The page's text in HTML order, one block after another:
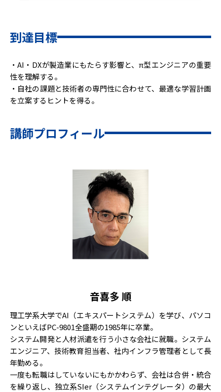
到達目標
・AI・DXが製造業にもたらす影響と、π型エンジニアの重要
性を理解する。
・自社の課題と技術者の専門性に合わせて、最適な学習計画
を立案するヒントを得る。
講師プロフィール
音喜多 順
理工学系大学でAI（エキスパートシステム）を学び、パソコ
ンといえばPC-9801全盛期の1985年に卒業。
システム開発と人材派遣を行う小さな会社に就職。システム
エンジニア、技術教育担当者、社内インフラ管理者として長
年勤める。
一度も転職はしていないにもかかわらず、会社は合併・統合
を繰り返し、独立系SIer（システムインテグレータ）の最大